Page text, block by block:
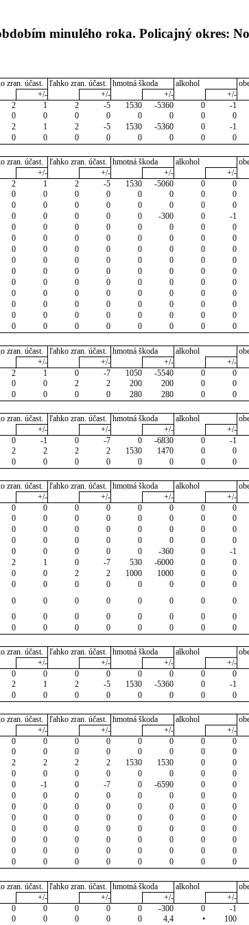
minulého roka. Policajný okres:
zran. účast. ľahko zran. účast. hmotná škoda alkohol
+/- +/- +/- +/-
2 1 2 -5 1530 -5360 0 -1
0 0 0 0 0 0 0 0
2 1 2 -5 1530 -5360 0 -1
0 0 0 0 0 0 0 0
zran. účast. ľahko zran. účast. hmotná škoda alkohol
+/- +/- +/- +/-
2 1 2 -5 1530 -5060 0 0
0 0 0 0 0 0 0 0
0 0 0 0 0 0 0 0
0 0 0 0 0 -300 0 -1
0 0 0 0 0 0 0 0
0 0 0 0 0 0 0 0
0 0 0 0 0 0 0 0
0 0 0 0 0 0 0 0
0 0 0 0 0 0 0 0
0 0 0 0 0 0 0 0
0 0 0 0 0 0 0 0
0 0 0 0 0 0 0 0
0 0 0 0 0 0 0 0
0 0 0 0 0 0 0 0
zran. účast. ľahko zran. účast. hmotná škoda alkohol
+/- +/- +/- +/-
2 1 0 -7 1050 -5540 0 0
0 0 2 2 200 200 0 0
0 0 0 0 280 280 0 0
zran. účast. ľahko zran. účast. hmotná škoda alkohol
+/- +/- +/- +/-
0 -1 0 -7 0 -6830 0 -1
2 2 2 2 1530 1470 0 0
0 0 0 0 0 0 0 0
zran. účast. ľahko zran. účast. hmotná škoda alkohol
+/- +/- +/- +/-
0 0 0 0 0 0 0 0
0 0 0 0 0 0 0 0
0 0 0 0 0 0 0 0
0 0 0 0 0 0 0 0
0 0 0 0 0 -360 0 -1
2 1 0 -7 530 -6000 0 0
0 0 2 2 1000 1000 0 0
0 0 0 0 0 0 0 0
0 0 0 0 0 0 0 0
0 0 0 0 0 0 0 0
0 0 0 0 0 0 0 0
zran. účast. ľahko zran. účast. hmotná škoda alkohol
+/- +/- +/- +/-
0 0 0 0 0 0 0 0
2 1 2 -5 1530 -5360 0 -1
0 0 0 0 0 0 0 0
zran. účast. ľahko zran. účast. hmotná škoda alkohol
+/- +/- +/- +/-
0 0 0 0 0 0 0 0
0 0 0 0 0 0 0 0
2 2 2 2 1530 1530 0 0
0 0 0 0 0 0 0 0
0 -1 0 -7 0 -6590 0 0
0 0 0 0 0 0 0 0
0 0 0 0 0 0 0 0
0 0 0 0 0 0 0 0
0 0 0 0 0 0 0 0
0 0 0 0 0 0 0 0
0 0 0 0 0 0 0 0
0 0 0 0 0 0 0 0
zran. účast. ľahko zran. účast. hmotná škoda alkohol
+/- +/- +/- +/-
0 0 0 0 0 -300 0 -1
0 0 0 0 0 4,4 • 100